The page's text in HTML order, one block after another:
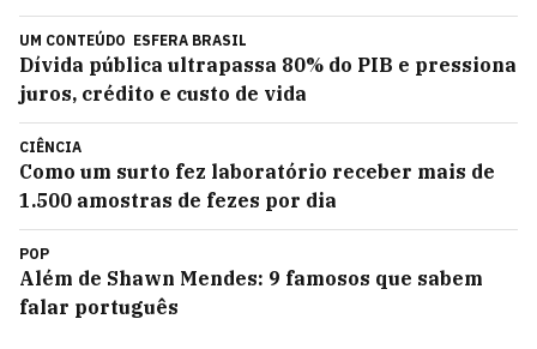
UM CONTEÚDO ESFERA BRASIL
Dívida pública ultrapassa 80% do PIB e pressiona
juros, crédito e custo de vida
CIÊNCIA
Como um surto fez laboratório receber mais de
1.500 amostras de fezes por dia
POP
Além de Shawn Mendes: 9 famosos que sabem
falar português